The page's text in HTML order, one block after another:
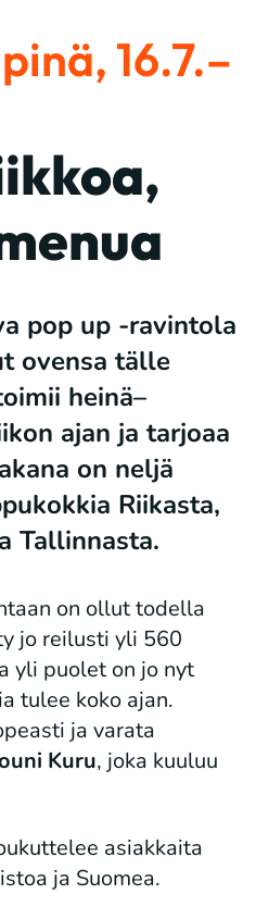
16.7.–
pop up -ravintola
ovensa tälle
heinä–
ajan ja tarjoaa
on neljä
Riikasta,
Tallinnasta.
on ollut todella
jo reilusti yli 560
yli puolet on jo nyt
tulee koko ajan.
ja varata
Kuru, joka kuuluu
asiakkaita
ja Suomea.